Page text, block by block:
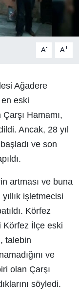
A- A+
Ağadere
eski
Hamamı,
Ancak, 28 yıl
ve son
artması ve buna
işletmecisi
Körfez
Körfez İlçe eski
talebin
ve
olan Çarşı
söyledi.